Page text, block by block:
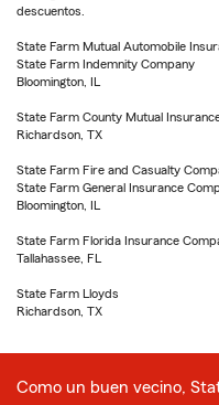
descuentos.
State Farm Mutual Automobile
State Farm Indemnity Company
Bloomington, IL
State Farm County Mutual
Richardson, TX
State Farm Fire and Casualty
State Farm General Insurance
Bloomington, IL
State Farm Florida Insurance
Tallahassee, FL
State Farm Lloyds
Richardson, TX
Como un buen vecino,